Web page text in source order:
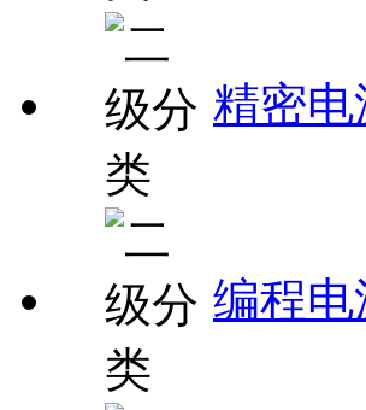
精密电
编程电